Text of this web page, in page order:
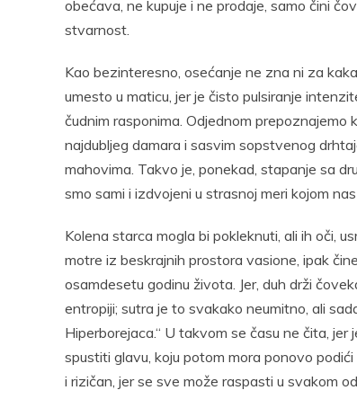
obećava, ne kupuje i ne prodaje, samo čini
stvarnost.
Kao bezinteresno, osećanje ne zna ni za
umesto u maticu, jer je čisto pulsiranje
čudnim rasponima. Odjednom prepoznajemo
najdubljeg damara i sasvim sopstvenog
mahovima. Takvo je, ponekad, stapanje sa
smo sami i izdvojeni u strasnoj meri kojom
Kolena starca mogla bi pokleknuti, ali ih oči,
motre iz beskrajnih prostora vasione, ipak
osamdesetu godinu života. Jer, duh drži
entropiji; sutra je to svakako neumitno, ali
Hiperborejaca.“ U takvom se času ne čita,
spustiti glavu, koju potom mora ponovo
i rizičan, jer se sve može raspasti u svakom